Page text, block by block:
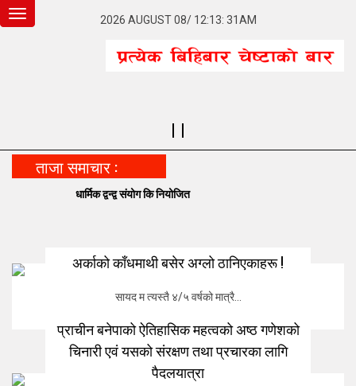
2026 AUGUST 08/ 12:13: 31AM
Toggle
navigation
ताजा समाचार :
धार्मिक द्वन्द्व संयोग कि नियोजित
अर्काको काँधमाथी बसेर अग्लो ठानिएकाहरू !
सायद म त्यस्तै ४/५ वर्षको मात्रै...
प्राचीन बनेपाको ऐतिहासिक महत्वको अष्ठ गणेशको
चिनारी एवं यसको संरक्षण तथा प्रचारका लागि
पैदलयात्रा